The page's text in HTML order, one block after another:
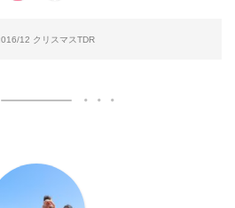
12 クリスマスTDR